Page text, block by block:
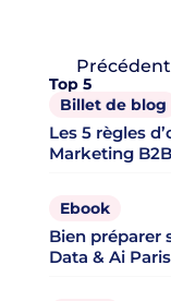
Précédent
Top 5
Billet de blog
Les 5 règles
Marketing B2B
Ebook
Bien préparer
Data & Ai